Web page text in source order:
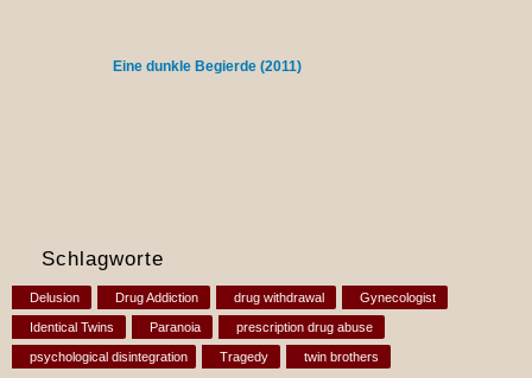
Eine dunkle Begierde (2011)
Schlagworte
Delusion Drug Addiction drug withdrawal Gynecologist
Identical Twins Paranoia prescription drug abuse
psychological disintegration Tragedy twin brothers